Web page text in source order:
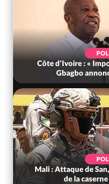
Côte d'Ivoire : «
Gbagbo
Mali : Attaque de
de la